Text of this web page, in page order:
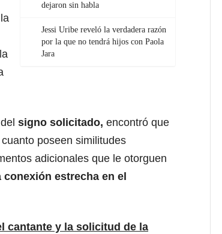
dejaron sin habla
Jessi Uribe reveló la verdadera razón
por la que no tendrá hijos con Paola
Jara
signo solicitado, encontró que
poseen similitudes
adicionales que le otorguen
estrecha en el
cantante y la solicitud de la